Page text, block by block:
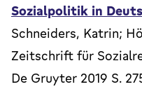
Sozialpolitik in
Schneiders, Katrin;
Zeitschrift für
De Gruyter 2019 S.